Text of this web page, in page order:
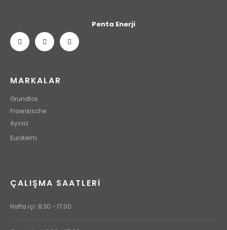
Penta Enerji
MARKALAR
Grundfos
Fraenkische
Ayvaz
Euroterm
ÇALIŞMA SAATLERI
Hafta içi: 8.30 - 17:00